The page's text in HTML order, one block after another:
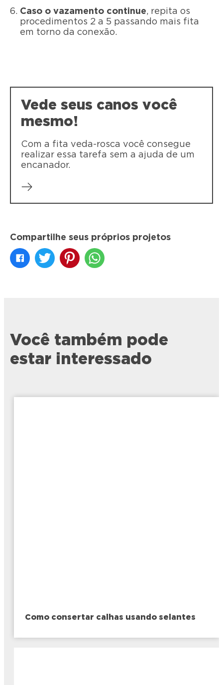
Caso o vazamento continue, repita os
procedimentos 2 a 5 passando mais fita
em torno da conexão.
Vede seus canos você
mesmo!
Com a fita veda-rosca você consegue
realizar essa tarefa sem a ajuda de um
encanador.
Compartilhe seus próprios projetos
Você também pode
estar interessado
Como consertar calhas usando selantes